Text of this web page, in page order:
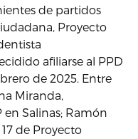
de partidos
Proyecto
afiliarse al PPD
de 2025. Entre
Miranda,
Salinas; Ramón
de Proyecto